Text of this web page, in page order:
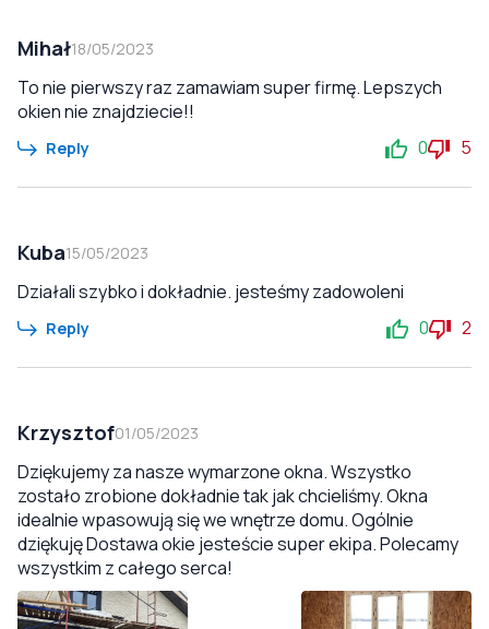
Mihał18/05/2023
To nie pierwszy raz zamawiam super firmę. Lepszych
okien nie znajdziecie!!
Reply 0 5
Kuba15/05/2023
Działali szybko i dokładnie. jesteśmy zadowoleni
Reply 0 2
Krzysztof01/05/2023
Dziękujemy za nasze wymarzone okna. Wszystko
zostało zrobione dokładnie tak jak chcieliśmy. Okna
idealnie wpasowują się we wnętrze domu. Ogólnie
dziękuję Dostawa okie jesteście super ekipa. Polecamy
wszystkim z całego serca!